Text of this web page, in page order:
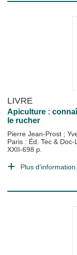
LIVRE
Apiculture :
le rucher
Pierre Jean-Prost ;
Paris : Éd. Tec & Doc-
XXII-698 p.
Plus d'information...